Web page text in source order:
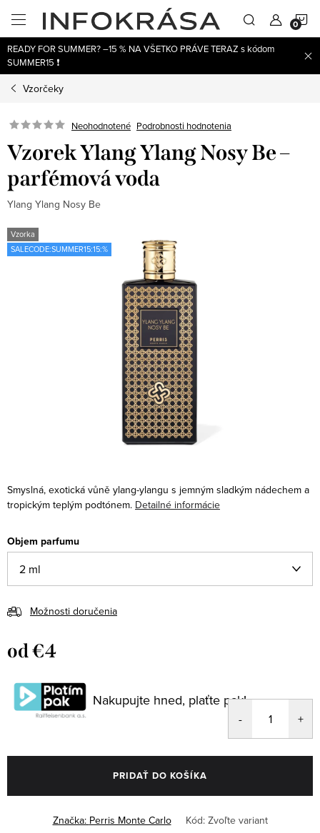
obsah
READY FOR SUMMER? –15 % NA VŠETKO PRÁVE TERAZ s kódom
SUMMER15 ❗
Vzorčeky
Neohodnotené Podrobnosti hodnotenia
Vzorek Ylang Ylang Nosy Be –
parfémová voda
Ylang Ylang Nosy Be
Vzorka
SALECODE:SUMMER15:15:%
Smyslná, exotická vůně ylang-ylangu s jemným sladkým nádechem a
tropickým teplým podtónem. Detailné informácie
Objem parfumu
Možnosti doručenia
od€4
cena:
Nakupujte hned, plaťte pak!
PRIDAŤ DO KOŠÍKA
Značka: Perris Monte Carlo Kód: Zvoľte variant